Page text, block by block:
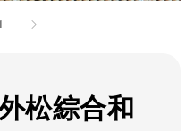
1
松綜合和